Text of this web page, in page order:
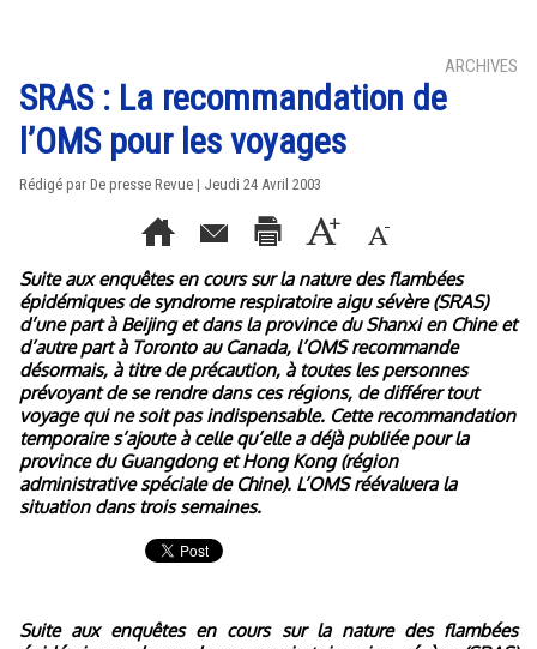
ARCHIVES
SRAS : La recommandation de
l’OMS pour les voyages
Rédigé par De presse Revue | Jeudi 24 Avril 2003
Suite aux enquêtes en cours sur la nature des flambées
épidémiques de syndrome respiratoire aigu sévère (SRAS)
d’une part à Beijing et dans la province du Shanxi en Chine et
d’autre part à Toronto au Canada, l’OMS recommande
désormais, à titre de précaution, à toutes les personnes
prévoyant de se rendre dans ces régions, de différer tout
voyage qui ne soit pas indispensable. Cette recommandation
temporaire s’ajoute à celle qu’elle a déjà publiée pour la
province du Guangdong et Hong Kong (région
administrative spéciale de Chine). L’OMS réévaluera la
situation dans trois semaines.
Suite aux enquêtes en cours sur la nature des flambées